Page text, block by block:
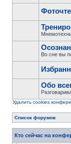
Во сне вы
Обо
Удалить cookies
Список форумов
Кто сейчас на